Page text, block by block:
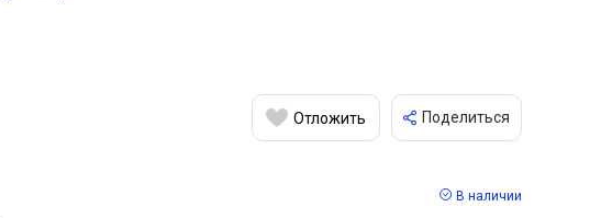
Отложить Поделиться
В наличии